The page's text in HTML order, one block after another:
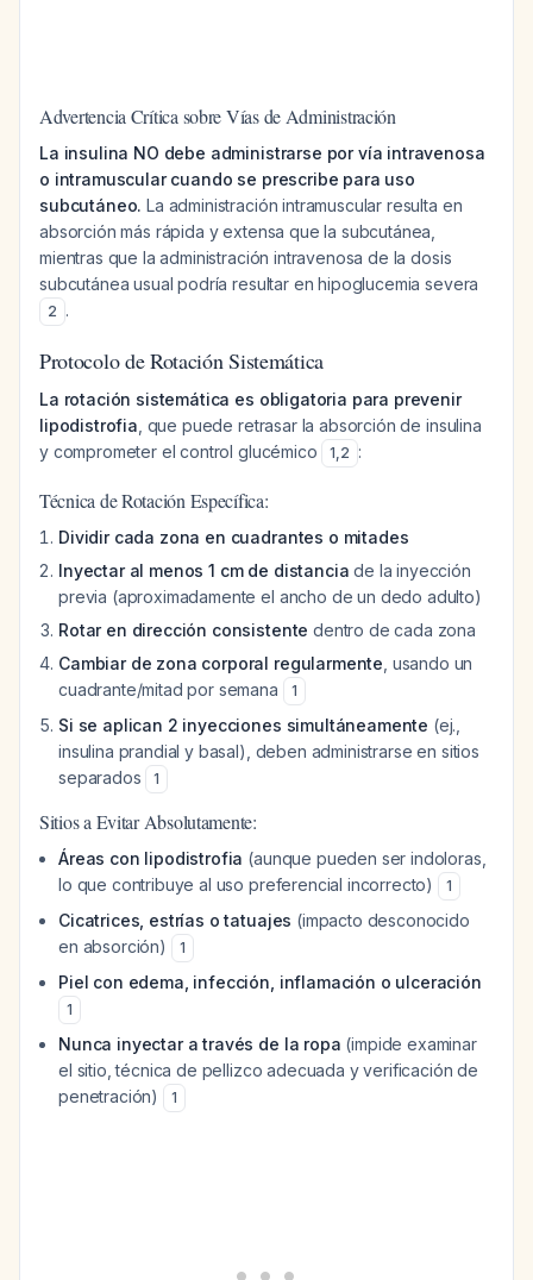
Advertencia Crítica sobre Vías de Administración
La insulina NO debe administrarse por vía intravenosa
o intramuscular cuando se prescribe para uso
subcutáneo. La administración intramuscular resulta en
absorción más rápida y extensa que la subcutánea,
mientras que la administración intravenosa de la dosis
subcutánea usual podría resultar en hipoglucemia severa
2 .
Protocolo de Rotación Sistemática
La rotación sistemática es obligatoria para prevenir
lipodistrofia , que puede retrasar la absorción de insulina
y comprometer el control glucémico
1,2 :
Técnica de Rotación Específica:
Dividir cada zona en cuadrantes o mitades
Inyectar al menos 1 cm de distancia de la inyección
previa (aproximadamente el ancho de un dedo adulto)
Rotar en dirección consistente dentro de cada zona
Cambiar de zona corporal regularmente , usando un
cuadrante/mitad por semana
1
Si se aplican 2 inyecciones simultáneamente (ej.,
insulina prandial y basal), deben administrarse en sitios
separados
1
Sitios a Evitar Absolutamente:
Áreas con lipodistrofia (aunque pueden ser indoloras,
lo que contribuye al uso preferencial incorrecto)
1
Cicatrices, estrías o tatuajes (impacto desconocido
en absorción)
1
Piel con edema, infección, inflamación o ulceración
1
Nunca inyectar a través de la ropa (impide examinar
el sitio, técnica de pellizco adecuada y verificación de
penetración)
1